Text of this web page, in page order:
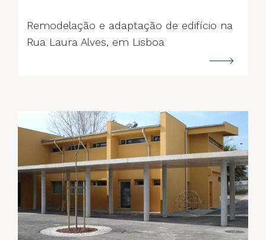
Remodelação e adaptação de edifício na
Rua Laura Alves, em Lisboa